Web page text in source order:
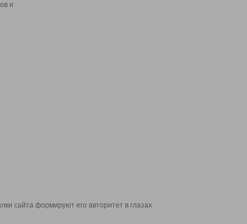
и
сайта формируют его авторитет в глазах